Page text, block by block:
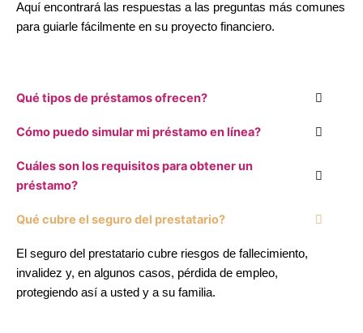
Aquí encontrará las respuestas a las preguntas más comunes
para guiarle fácilmente en su proyecto financiero.
Qué tipos de préstamos ofrecen?
Cómo puedo simular mi préstamo en línea?
Cuáles son los requisitos para obtener un
préstamo?
Qué cubre el seguro del prestatario?
El seguro del prestatario cubre riesgos de fallecimiento,
invalidez y, en algunos casos, pérdida de empleo,
protegiendo así a usted y a su familia.